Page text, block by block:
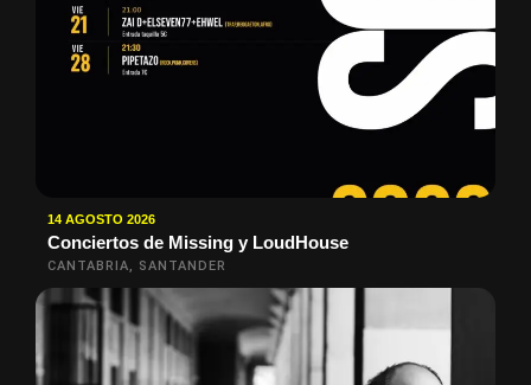
14 AGOSTO 2026
Conciertos de Missing y LoudHouse
CANTABRIA, SANTANDER